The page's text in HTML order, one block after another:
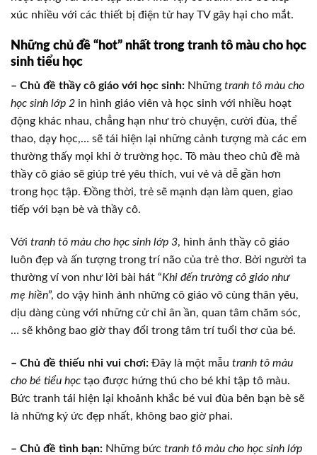
xúc nhiều với các thiết bị điện tử hay TV gây hại cho mắt.
Những chủ đề “hot” nhất trong tranh tô màu cho học
sinh tiểu học
– Chủ đề thầy cô giáo với học sinh: Những tranh tô màu cho
học sinh lớp 2 in hình giáo viên và học sinh với nhiều hoạt
động khác nhau, chẳng hạn như trò chuyện, cười đùa, thể
thao, dạy học,… sẽ tái hiện lại những cảnh tượng mà các em
thường thấy mọi khi ở trường học. Tô màu theo chủ đề mà
thầy cô giáo sẽ giúp trẻ yêu thích, vui vẻ và dễ gần hơn
trong học tập. Đồng thời, trẻ sẽ mạnh dạn làm quen, giao
tiếp với bạn bè và thầy cô.
Với tranh tô màu cho học sinh lớp 3, hình ảnh thầy cô giáo
luôn đẹp và ấn tượng trong trí não của trẻ thơ. Bởi người ta
thường ví von như lời bài hát “Khi đến trường cô giáo như
mẹ hiền”, do vậy hình ảnh những cô giáo vô cùng thân yêu,
dịu dàng cùng với những cử chỉ ân ần, quan tâm chăm sóc,
… sẽ không bao giờ thay đổi trong tâm trí tuổi thơ của bé.
– Chủ đề thiếu nhi vui chơi: Đây là một mẫu tranh tô màu
cho bé tiểu học tạo được hứng thú cho bé khi tập tô màu.
Bức tranh tái hiện lại khoảnh khắc bé vui đùa bên bạn bè sẽ
là những ký ức đẹp nhất, không bao giờ phai.
– Chủ đề tình bạn: Những bức tranh tô màu cho học sinh lớp